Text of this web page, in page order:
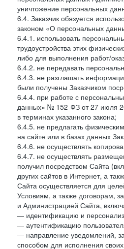
уничтожение персональных
6.4. Заказчик обязуется
законом «О персональных
6.4.1. использовать
трудоустройства этих
либо для выполнения работ/
6.4.2. не передавать
6.4.3. не разглашать
были получены Заказчиком
6.4.4. при работе с
данных» № 152-ФЗ от 27 июля
в терминах указанного закона;
6.4.5. не предлагать
на сайте или в базах данных
6.4.6. не осуществлять
6.4.7. не осуществлять
получил посредством Сайта
других сайтов в Интернет, а
Сайта осуществляется для
Условиям, а также договорам,
и Администрацией Сайта,
— идентификацию и
— аутентификацию
— направление уведомлений,
способом для исполнения